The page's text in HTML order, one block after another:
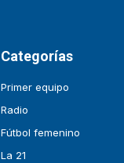
Categorías
Primer equipo
Radio
Fútbol femenino
La 21